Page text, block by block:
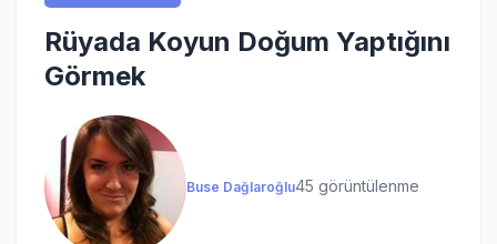
Rüyada Koyun Doğum Yaptığını
Görmek
Buse Dağlaroğlu45 görüntülenme